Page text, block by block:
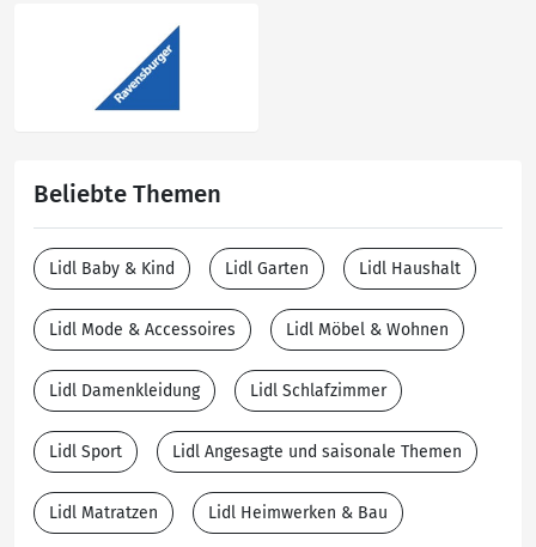
Beliebte Themen
Lidl Baby & Kind Lidl Garten Lidl Haushalt
Lidl Mode & Accessoires Lidl Möbel & Wohnen
Lidl Damenkleidung Lidl Schlafzimmer
Lidl Sport Lidl Angesagte und saisonale Themen
Lidl Matratzen Lidl Heimwerken & Bau